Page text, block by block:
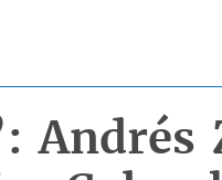
Andrés